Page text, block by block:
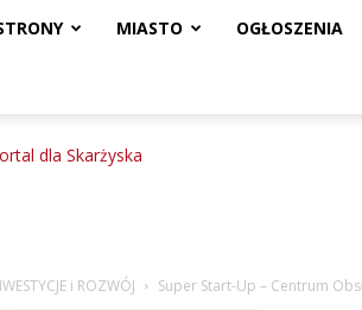
MIASTO OGŁOSZENIA
i ROZWÓJ Super Start-Up – Centrum